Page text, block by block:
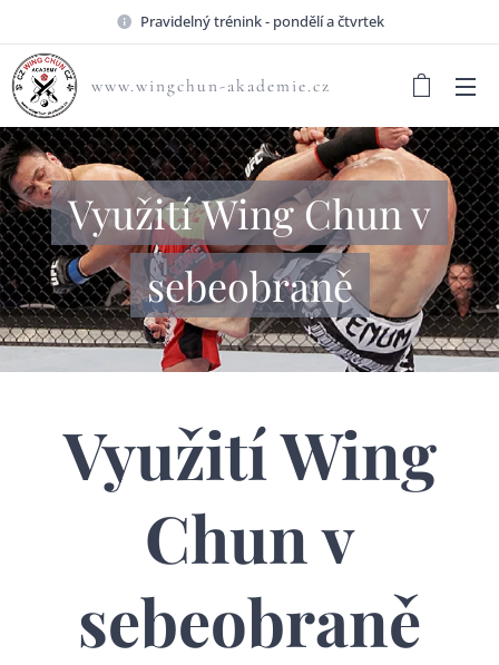
Pravidelný trénink - pondělí a čtvrtek
www.wingchun-akademie.cz
Využití Wing Chun v
sebeobraně
Využití Wing
Chun v
sebeobraně